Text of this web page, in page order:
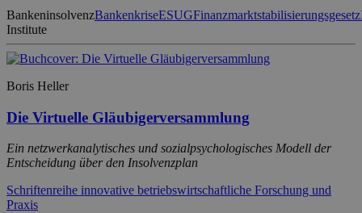
BankeninsolvenzBankenkriseESUGFinanzmarktstabilisierungsgesetz
Institute
Boris Heller
Die Virtuelle Gläubigerversammlung
Ein netzwerkanalytisches und sozialpsychologisches Modell der
Entscheidung über den Insolvenzplan
Schriftenreihe innovative betriebswirtschaftliche Forschung und
Praxis